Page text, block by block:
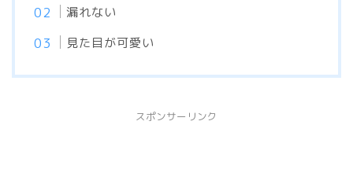
漏れない
見た目が可愛い
スポンサーリンク